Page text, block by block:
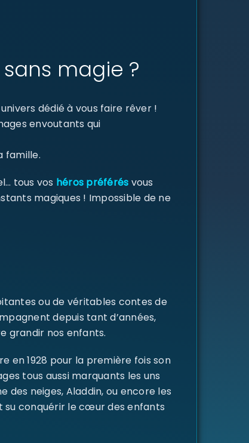
magie ?
dédié à vous faire rêver !
envoutants qui
famille.
tous vos héros préférés vous
magiques ! Impossible de ne
ou de véritables contes de
depuis tant d’années,
grandir nos enfants.
en 1928 pour la première fois son
tous aussi marquants les uns
des neiges, Aladdin, ou encore les
su conquérir le cœur des enfants